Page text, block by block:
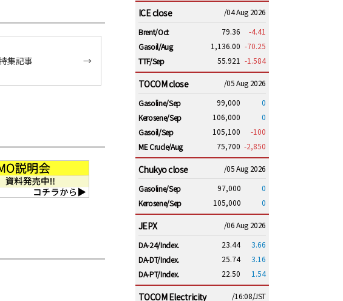
集記事 →
ICE close
/04 Aug 2026
Brent/Oct
79.36
-4.41
Gasoil/Aug
1,136.00 -70.25
TTF/Sep
55.921 -1.584
TOCOM close
/05 Aug 2026
Gasoline/Sep
99,000
0
Kerosene/Sep
106,000
0
Gasoil/Sep
105,100
-100
ME Crude/Aug
75,700 -2,850
Chukyo close
/05 Aug 2026
Gasoline/Sep
97,000
0
Kerosene/Sep
105,000 0
JEPX
/06 Aug 2026
DA-24/Index.
23.44
3.66
DA-DT/Index.
25.74
3.16
DA-PT/Index.
22.50 1.54
TOCOM Electricity
/16:08/JST